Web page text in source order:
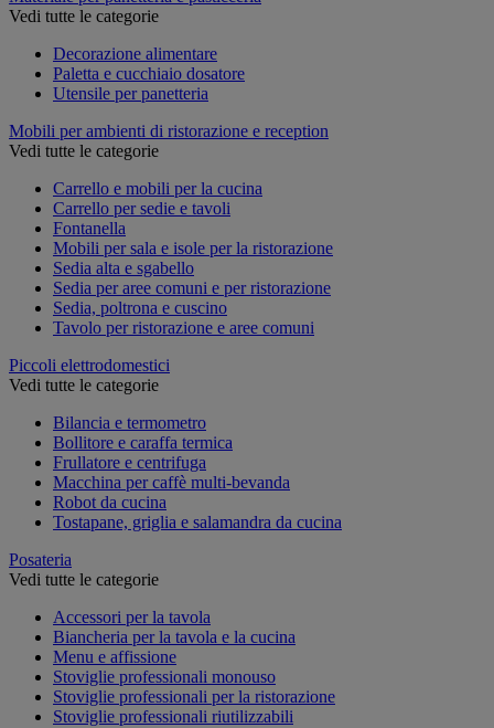
Vedi tutte le categorie
Decorazione alimentare
Paletta e cucchiaio dosatore
Utensile per panetteria
Mobili per ambienti di ristorazione e reception
Vedi tutte le categorie
Carrello e mobili per la cucina
Carrello per sedie e tavoli
Fontanella
Mobili per sala e isole per la ristorazione
Sedia alta e sgabello
Sedia per aree comuni e per ristorazione
Sedia, poltrona e cuscino
Tavolo per ristorazione e aree comuni
Piccoli elettrodomestici
Vedi tutte le categorie
Bilancia e termometro
Bollitore e caraffa termica
Frullatore e centrifuga
Macchina per caffè multi-bevanda
Robot da cucina
Tostapane, griglia e salamandra da cucina
Posateria
Vedi tutte le categorie
Accessori per la tavola
Biancheria per la tavola e la cucina
Menu e affissione
Stoviglie professionali monouso
Stoviglie professionali per la ristorazione
Stoviglie professionali riutilizzabili